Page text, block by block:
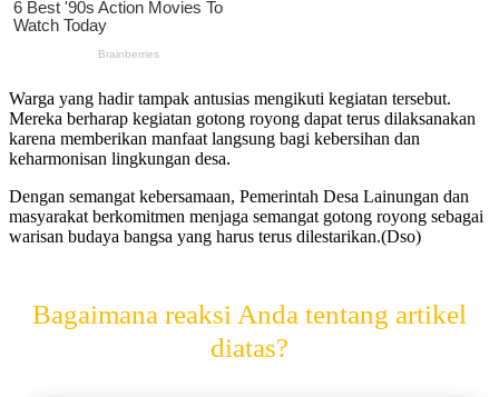
Warga yang hadir tampak antusias mengikuti kegiatan tersebut.
Mereka berharap kegiatan gotong royong dapat terus dilaksanakan
karena memberikan manfaat langsung bagi kebersihan dan
keharmonisan lingkungan desa.
Dengan semangat kebersamaan, Pemerintah Desa Lainungan dan
masyarakat berkomitmen menjaga semangat gotong royong sebagai
warisan budaya bangsa yang harus terus dilestarikan.(Dso)
Bagaimana reaksi Anda tentang artikel
diatas?